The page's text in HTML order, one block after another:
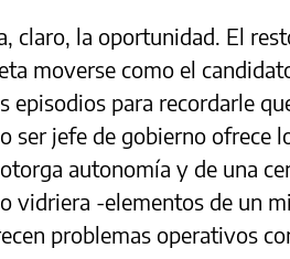
claro, la oportunidad. El
moverse como el
episodios para recordarle
ser jefe de gobierno ofrece
autonomía y de una
vidriera -elementos de un
problemas operativos